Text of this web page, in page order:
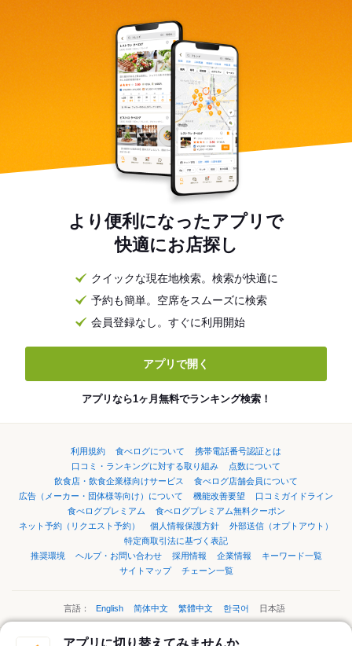
アプリに切り替えてみませんか
より便利になったアプリで
快適にお店探し
クイックな現在地検索。検索が快適に
予約も簡単。空席をスムーズに検索
会員登録なし。すぐに利用開始
アプリで開く
アプリなら1ヶ月無料でランキング検索！
利用規約 食べログについて
携帯電話番号認証とは
口コミ・ランキングに対する取り組み
点数について
飲食店・飲食企業様向けサービス
食べログ店舗会員について
広告（メーカー・団体様等向け）について
機能改善要望
口コミガイドライン
食べログプレミアム
食べログプレミアム無料クーポン
ネット予約（リクエスト予約）
個人情報保護方針
外部送信（オプトアウト）
特定商取引法に基づく表記
推奨環境
ヘルプ・お問い合わせ 採用情報 企業情報
キーワード一覧
サイトマップ
チェーン一覧
言語： English 简体中文 繁體中文 한국어 日本語